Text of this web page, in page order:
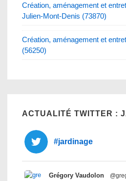
Création, aménagement et
Julien-Mont-Denis (73870)
Création, aménagement et
(56250)
ACTUALITÉ TWITTER :
#jardinage
Grégory Vaudolon